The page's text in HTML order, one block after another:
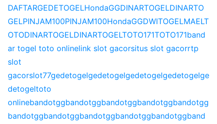
DAFTARGEDETOGELHondaGGDINARTOGELDINARTO
GELPINJAM100PINJAM100HondaGGDWITOGELMAELT
OTODINARTOGELDINARTOGELTOTO171TOTO171band
ar togel toto onlinelink slot gacorsitus slot gacorrtp
slot
gacorslot77gedetogelgedetogelgedetogelgedetogelge
detogeltoto
onlinebandotggbandotggbandotggbandotggbandotgg
bandotggbandotggbandotggbandotggbandotggband